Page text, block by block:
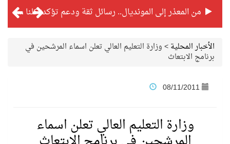
من المعذر إلى المونديال.. رسائل ثقة ودعم تؤكد: كلنا مع الأخضر
الأخبار المحلية>وزارة التعليم العالي تعلن اسماء المرشحين في
برنامج الابتعاث
08/11/2011
وزارة التعليم العالي تعلن اسماء